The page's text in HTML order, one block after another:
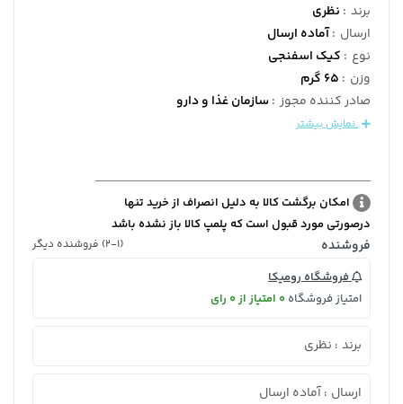
برند : نظری
ارسال :آماده ارسال
نوع : کیک اسفنجی
وزن : 65 گرم
صادر کننده مجوز :سازمان غذا و دارو
نمایش بیشتر
امکان برگشت کالا به دلیل انصراف از خرید تنها
درصورتی مورد قبول است که پلمپ کالا باز نشده باشد
فروشنده (2-1) فروشنده دیگر
فروشگاه رومیکا
امتیاز فروشگاه 0 امتیاز از 0 رای
برند : نظری
ارسال : آماده ارسال